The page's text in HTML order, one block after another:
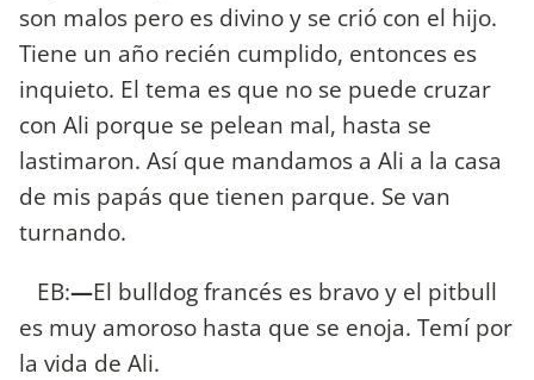
son malos pero es divino y se crió con el hijo.
Tiene un año recién cumplido, entonces es
inquieto. El tema es que no se puede cruzar
con Ali porque se pelean mal, hasta se
lastimaron. Así que mandamos a Ali a la casa
de mis papás que tienen parque. Se van
turnando.
EB:—El bulldog francés es bravo y el pitbull
es muy amoroso hasta que se enoja. Temí por
la vida de Ali.